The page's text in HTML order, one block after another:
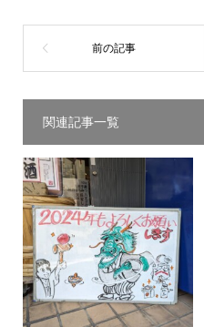
関連記事一覧